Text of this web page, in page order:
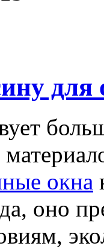
для
окна
оно